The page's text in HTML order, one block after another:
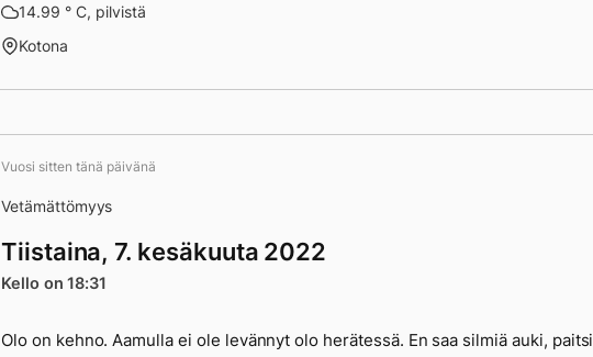
14.99 ° C, pilvistä
Kotona
Vuosi sitten tänä päivänä
Vetämättömyys
Tiistaina, 7. kesäkuuta 2022
Kello on 18:31
Olo on kehno. Aamulla ei ole levännyt olo herätessä. En saa silmiä auki, paitsi